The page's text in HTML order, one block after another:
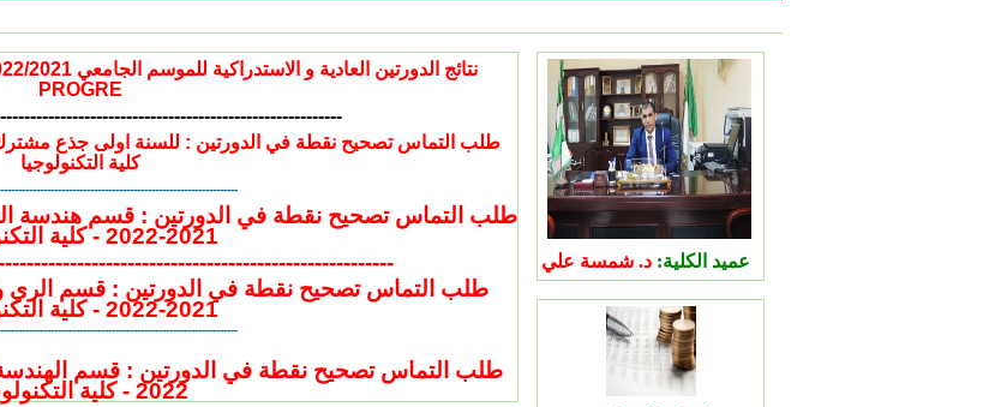
عميد الكلية: د. شمسة علي
PROGRE
كلية التكنولوجيا
طلب التماس تصحيح نقطة في الدورتين : قسم هندسة
2021-2022 - كلية التكنولوجيا
طلب التماس تصحيح نقطة في الدورتين : قسم الري
2021-2022 - كلية التكنولوجيا
2022 - كلية التكنولوجيا